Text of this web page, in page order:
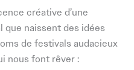
créative d’une
naissent des idées
de festivals audacieux
nous font rêver :